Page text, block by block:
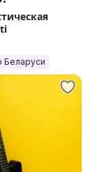
Беларуси